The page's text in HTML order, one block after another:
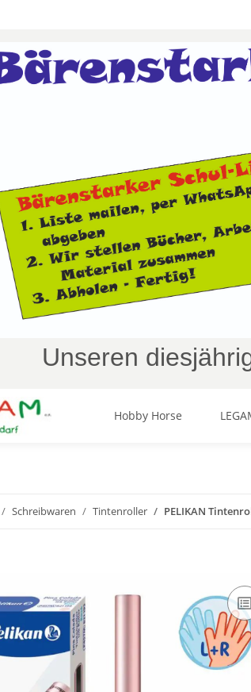
Unseren
Hobby Horse
Schreibwaren Tintenroller PELIKAN